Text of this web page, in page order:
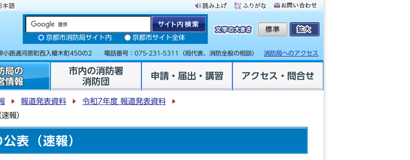
京都市消防局サイト内 京都市サイト全体
路通河原町西入榎木町450の2 電話番号： 075-231-5311 （局代表、消防全般の相談） 消防局へのアクセス
局の
情報
市内の消防署
消防団
申請・届出・講習 アクセス・問合せ
報道発表資料
令和7年度 報道発表資料
報）
表（速報）